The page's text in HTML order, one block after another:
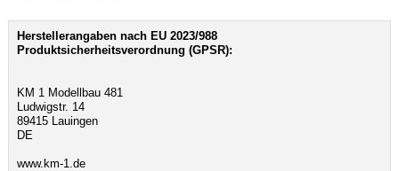
Herstellerangaben nach EU 2023/988
Produktsicherheitsverordnung (GPSR):
KM 1 Modellbau 481
Ludwigstr. 14
89415 Lauingen
DE
www.km-1.de